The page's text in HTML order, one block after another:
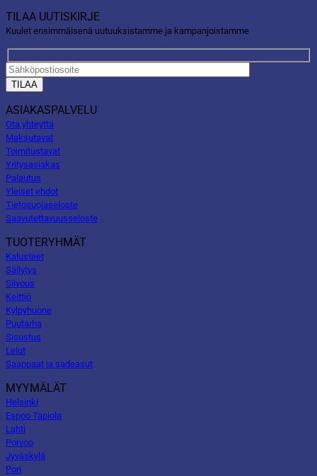
TILAA UUTISKIRJE
Kuulet ensimmäisenä uutuuksistamme ja kampanjoistamme
ASIAKASPALVELU
Ota yhteyttä
Maksutavat
Toimitustavat
Yritysasiakas
Palautus
Yleiset ehdot
Tietosuojaseloste
Saavutettavuusseloste
TUOTERYHMÄT
Kalusteet
Säilytys
Siivous
Keittiö
Kylpyhuone
Puutarha
Sisustus
Lelut
Saappaat ja sadeasut
MYYMÄLÄT
Helsinki
Espoo Tapiola
Lahti
Porvoo
Jyväskylä
Pori